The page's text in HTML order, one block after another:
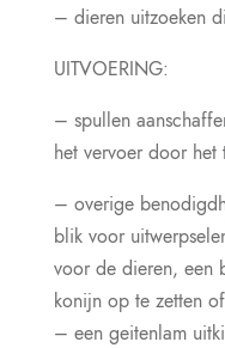
– dieren uitzoeken
UITVOERING:
– spullen
het vervoer door het
– overige
blik voor
voor de dieren, een
konijn op te zetten
– een geitenlam